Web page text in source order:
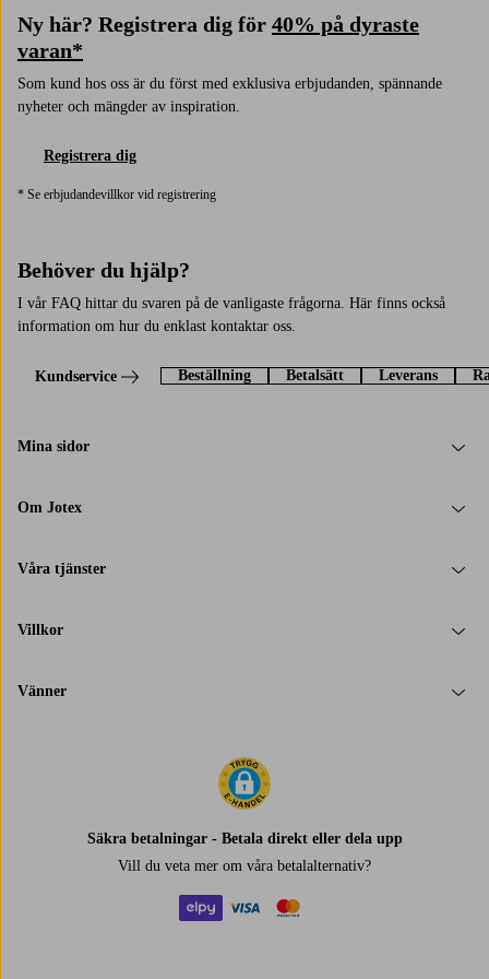
Ny här? Registrera dig för 40% på dyraste
varan*
Som kund hos oss är du först med exklusiva erbjudanden, spännande
nyheter och mängder av inspiration.
Registrera dig
* Se erbjudandevillkor vid registrering
Behöver du hjälp?
I vår FAQ hittar du svaren på de vanligaste frågorna. Här finns också
information om hur du enklast kontaktar oss.
Kundservice Beställning Betalsätt Leverans
Mina sidor
Om Jotex
Våra tjänster
Villkor
Vänner
Säkra betalningar - Betala direkt eller dela upp
Vill du veta mer om våra betalalternativ?